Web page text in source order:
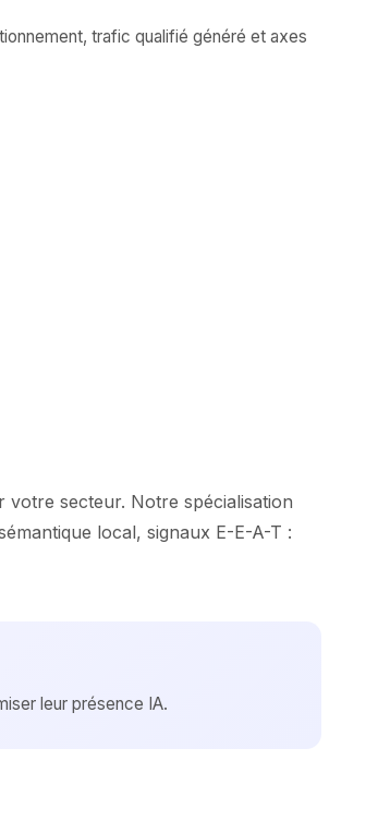
trafic qualifié généré et axes
secteur. Notre spécialisation
local, signaux E-E-A-T :
leur présence IA.